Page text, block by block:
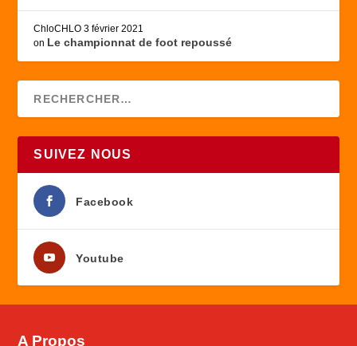
ChloCHLO 3 février 2021
on Le championnat de foot repoussé
SUIVEZ NOUS
Facebook
Youtube
A Propos